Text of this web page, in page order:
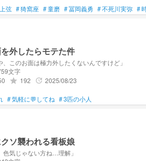
上弦 #猗窩座 #童磨 #冨岡義勇 #不死川実弥 #
外したらモテた件
、このお面は極力外したくないんですけど」
文字
grade 192 update 2025/08/23
#気軽に💬してね #3匹の小人
ソ襲われる看板娘
色気じゃない方ね…理解」